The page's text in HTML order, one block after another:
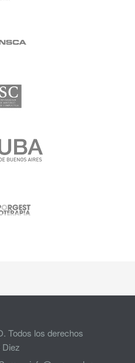
Todos los derechos